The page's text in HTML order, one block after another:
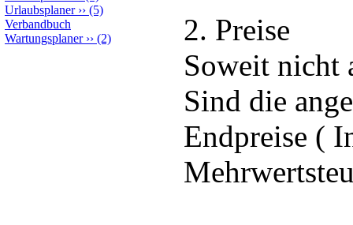
Urlaubsplaner›› (5)
Verbandbuch
Wartungsplaner›› (2)
2. Preise
Soweit nicht
Sind die
Endpreise (